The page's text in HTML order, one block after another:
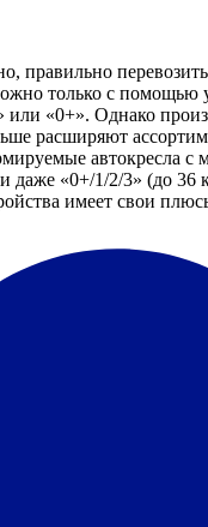
правильно
только с
или «0+». Однако
расширяют
автокресла с
даже «0+/1/2/3» (до 36
имеет свои